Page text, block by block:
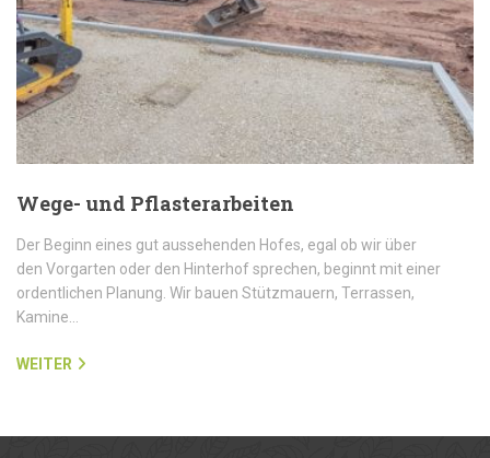
Wege- und Pflasterarbeiten
Der Beginn eines gut aussehenden Hofes, egal ob wir über
den Vorgarten oder den Hinterhof sprechen, beginnt mit einer
ordentlichen Planung. Wir bauen Stützmauern, Terrassen,
Kamine…
WEITER